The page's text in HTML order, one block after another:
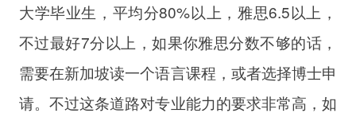
大学毕业生，平均分80%以上，雅思6.5以上，
不过最好7分以上，如果你雅思分数不够的话，
需要在新加坡读一个语言课程，或者选择博士申
请。不过这条道路对专业能力的要求非常高，如